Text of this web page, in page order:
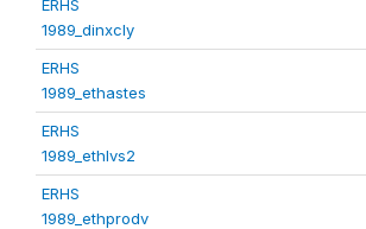
ERHS
1989_dinxcly
ERHS
1989_ethastes
ERHS
1989_ethlvs2
ERHS
1989_ethprodv